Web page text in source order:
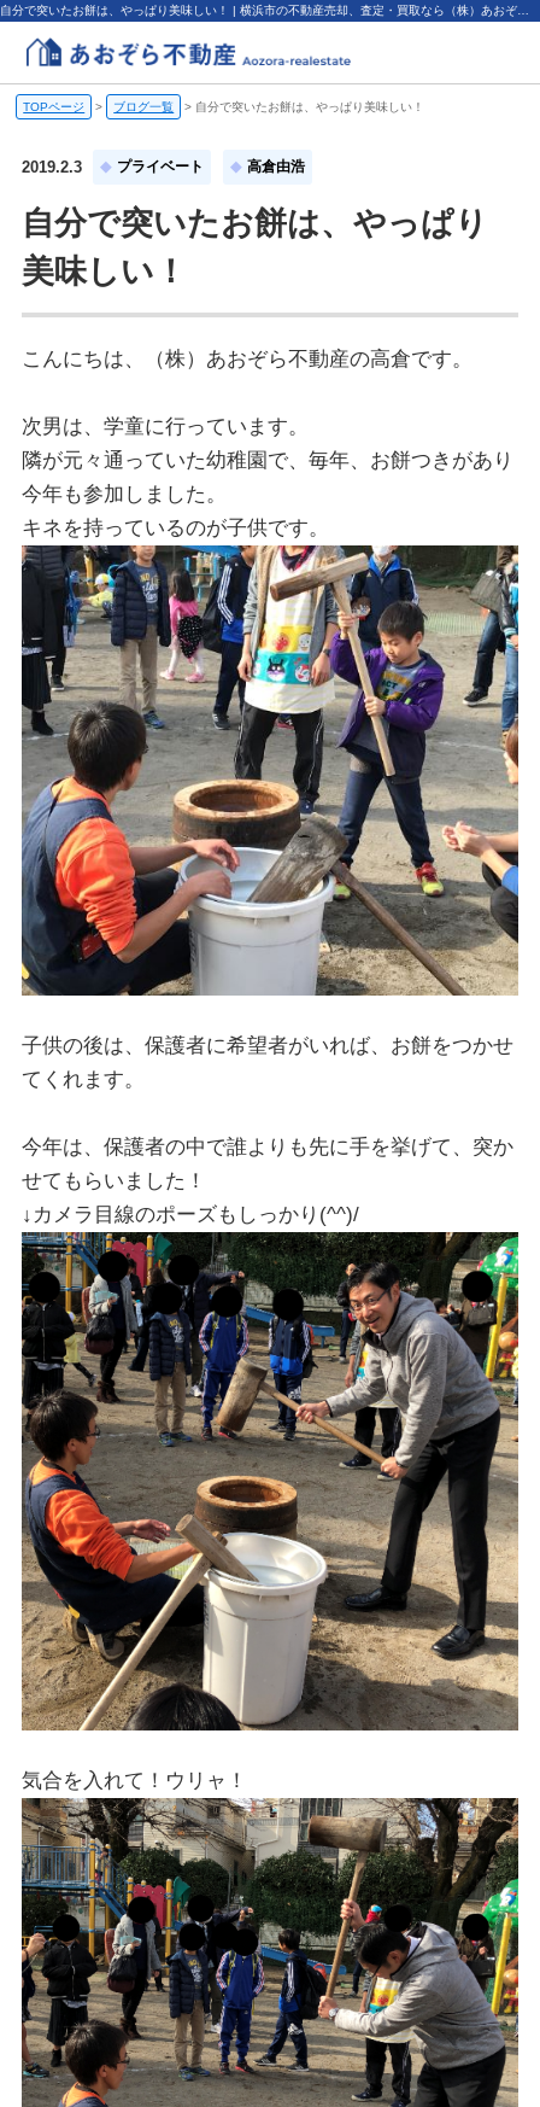
TOPページ > ブログ一覧 > 自分で突いたお餅は、やっぱり美味しい！
2019.2.3 プライベート 高倉由浩
自分で突いたお餅は、やっぱり
美味しい！
こんにちは、（株）あおぞら不動産の高倉です。
次男は、学童に行っています。
隣が元々通っていた幼稚園で、毎年、お餅つきがあり
今年も参加しました。
キネを持っているのが子供です。
子供の後は、保護者に希望者がいれば、お餅をつかせ
てくれます。
今年は、保護者の中で誰よりも先に手を挙げて、突か
せてもらいました！
↓カメラ目線のポーズもしっかり(^^)/
気合を入れて！ウリャ！